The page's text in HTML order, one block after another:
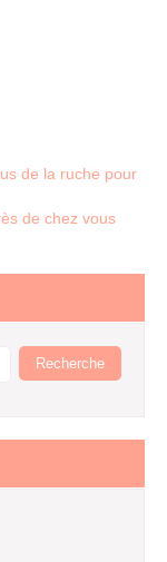
de la ruche pour
de chez vous